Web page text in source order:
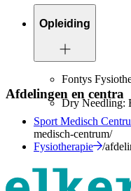
Opleiding
Fontys
Dry Needling:
Afdelingen en centra
Sport Medisch
medisch-centrum/
Fysiotherapie
/